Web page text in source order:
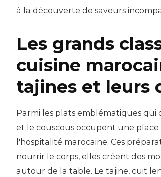
à la découverte de saveurs
Les grands
cuisine
tajines et leurs
Parmi les plats emblématiques qui
et le couscous occupent une place
l'hospitalité marocaine. Ces
nourrir le corps, elles créent des
autour de la table. Le tajine, cuit